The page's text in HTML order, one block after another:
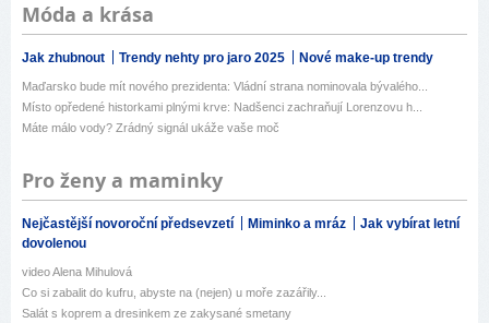
Móda a krása
Jak zhubnout Trendy nehty pro jaro 2025 Nové make-up trendy
Maďarsko bude mít nového prezidenta: Vládní strana nominovala bývalého...
Místo opředené historkami plnými krve: Nadšenci zachraňují Lorenzovu h...
Máte málo vody? Zrádný signál ukáže vaše moč
Pro ženy a maminky
Nejčastější novoroční předsevzetí Miminko a mráz
Jak vybírat letní
dovolenou
video Alena Mihulová
Co si zabalit do kufru, abyste na (nejen) u moře zazářily...
Salát s koprem a dresinkem ze zakysané smetany